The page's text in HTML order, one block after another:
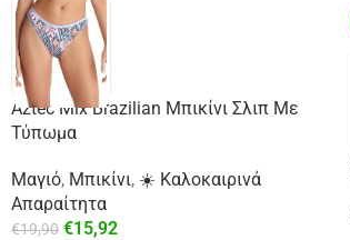
Aztec Mix Brazilian Μπικίνι Σλιπ Με
Τύπωμα
Μαγιό, Μπικίνι, ☀️ Καλοκαιρινά
Απαραίτητα
€19,90 €15,92